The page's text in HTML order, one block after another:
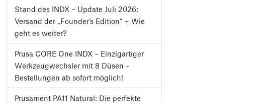
Stand des INDX – Update Juli 2026:
Versand der „Founder’s Edition“ + Wie
geht es weiter?
Prusa CORE One INDX – Einzigartiger
Werkzeugwechsler mit 8 Düsen –
Bestellungen ab sofort möglich!
Prusament PA11 Natural: Die perfekte